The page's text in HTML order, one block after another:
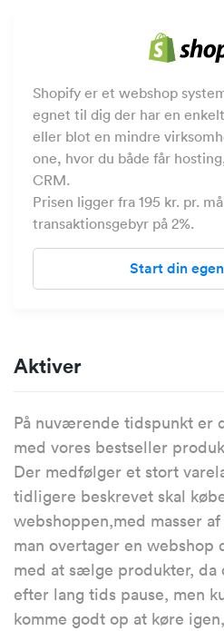
Shopify er et webshop
egnet til dig der har en
eller blot en mindre
one, hvor du både får
CRM.
Prisen ligger fra 195 kr. pr.
transaktionsgebyr på 2%.
Start din
Aktiver
På nuværende tidspunkt er
med vores bestseller
Der medfølger et stort
tidligere beskrevet skal
webshoppen,med masser
man overtager en webshop
med at sælge produkter, da
efter lang tids pause, men
komme godt op at køre